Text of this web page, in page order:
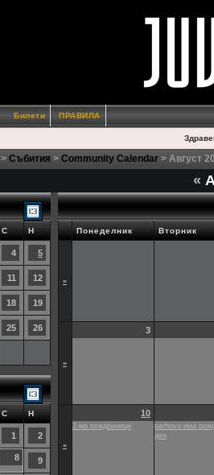
Билети ПРАВИЛА
> Събития > Community Calendar > Август
«
С Н
4 5
11 12
18 19
25 26
С Н
1 2
8 9
Понеделник Вторник
»
»
3
»
10
2-ма рожденници
parhovo има
ден